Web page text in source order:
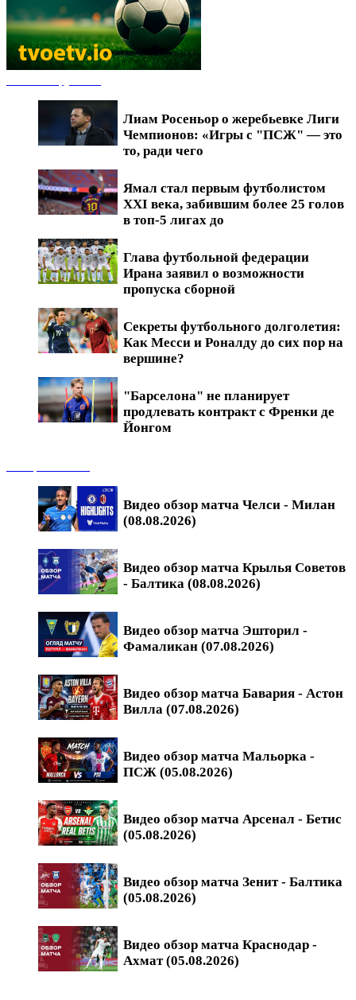
Лиам Росеньор о жеребьевке Лиги
Чемпионов: «Игры с "ПСЖ" — это
то, ради чего
Ямал стал первым футболистом
XXI века, забившим более 25 голов
в топ-5 лигах до
Глава футбольной федерации
Ирана заявил о возможности
пропуска сборной
Секреты футбольного долголетия:
Как Месси и Роналду до сих пор на
вершине?
"Барселона" не планирует
продлевать контракт с Френки де
Йонгом
Видео обзор матча Челси - Милан
(08.08.2026)
Видео обзор матча Крылья Советов
- Балтика (08.08.2026)
Видео обзор матча Эшторил -
Фамаликан (07.08.2026)
Видео обзор матча Бавария - Астон
Вилла (07.08.2026)
Видео обзор матча Мальорка -
ПСЖ (05.08.2026)
Видео обзор матча Арсенал - Бетис
(05.08.2026)
Видео обзор матча Зенит - Балтика
(05.08.2026)
Видео обзор матча Краснодар -
Ахмат (05.08.2026)